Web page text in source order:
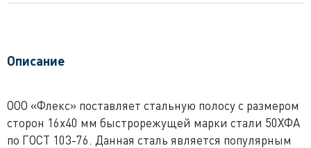
Описание
ООО «Флекс» поставляет стальную полосу с размером
сторон 16x40 мм быстрорежущей марки стали 50ХФА
по ГОСТ 103-76. Данная сталь является популярным